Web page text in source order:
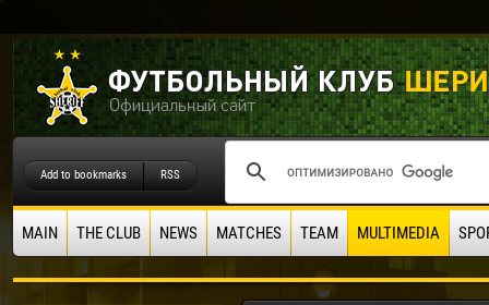
Add to bookmarks RSS
MAIN THE CLUB NEWS MATCHES TEAM MULTIMEDIA